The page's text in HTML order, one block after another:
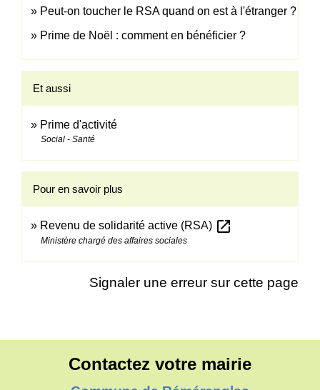
Peut-on toucher le RSA quand on est à l'étranger ?
Prime de Noël : comment en bénéficier ?
Et aussi
Prime d'activité
Social - Santé
Pour en savoir plus
Revenu de solidarité active (RSA) open_in_new
Ministère chargé des affaires sociales
Signaler une erreur sur cette page
Contactez votre mairie